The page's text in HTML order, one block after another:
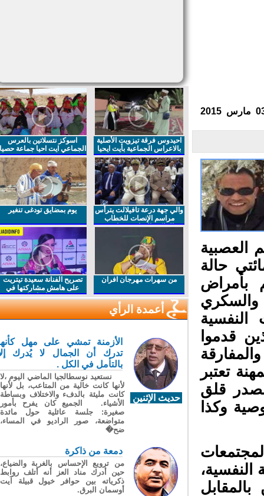
حالة
والسكري
قدموا
تعتبر
قلق
وكذا
احيدوس فرقة تيزويت الأصلية
بالاعراس الجماعية بأيت ايحيا
اسوكز نتسلاتين بالعرس
الجماعي ايت احيا جماعة حصيا
والي جهة درعة تافيلالت يترأس
مراسم الإنصات للخطاب
الملكي السامي بمناسبة
يوم بمضايق تودغى تنغير
من سهرات مهرجان افران
تصريح الفنانة سعيدة تيتريت
على هامش مشاركتها في
مهرجان افران
أعمدة الرأي
حديث الإثنين
الأزمنة تمشي على مهل كأنها
تدرك أن الجمال لا يُدرك إلا
بالتأمل في الكل .
نستعيد نوسطالجيا الماضي اليوم ،لا
لأنها كانت خالية من المتاعب، بل لأنها
كانت مليئة بالدفء والاختلاف وبساطة
الأشياء. الجميع كان يفرح بأمور
صغيرة: جلسة عائلية حول مائدة
متواضعة، صور الراديو في المساء،
ضح�
دمعة من ذاكرة
من ترويع الإحساس بالغربة والضياع،
حين أدرك مناد العز أنه أتلف روابط
ذكرياته بين حوافر خيول قبيلة آيت
أوسمان البرق.